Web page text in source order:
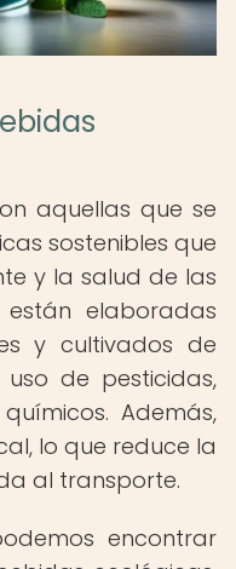
aquellas que se
sostenibles que
y la salud de las
están elaboradas
y cultivados de
de pesticidas,
Además,
lo que reduce la
al transporte.
encontrar